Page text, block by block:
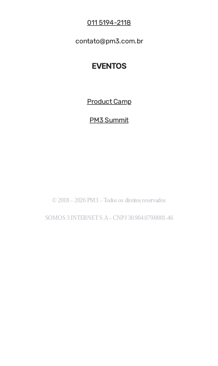
011 5194-2118
contato@pm3.com.br
EVENTOS
Product Camp
PM3 Summit
© 2018 – 2026 PM3 – Todos os direitos reservados
SOMOS 3 INTERNET S.A – CNPJ 30.904.079/0001-46